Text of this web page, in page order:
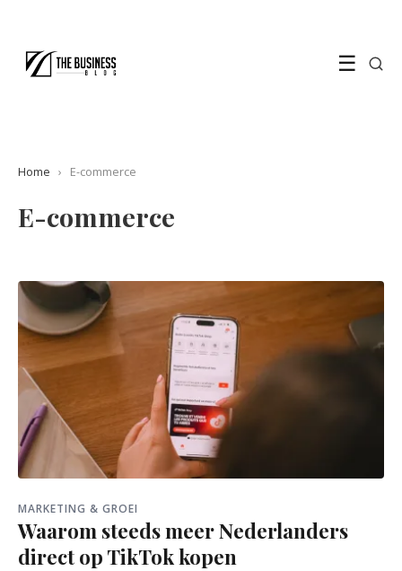
☰
Home › E-commerce
E-commerce
MARKETING & GROEI
Waarom steeds meer Nederlanders
direct op TikTok kopen